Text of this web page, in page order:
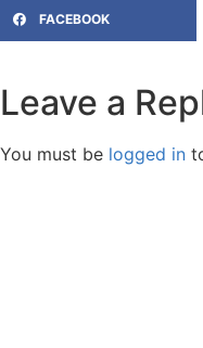
FACEBOOK
Leave a
You must be logged in